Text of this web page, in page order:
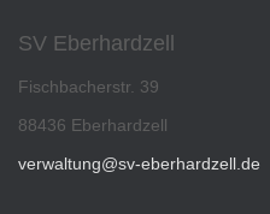
SV Eberhardzell
Fischbacherstr. 39
88436 Eberhardzell
verwaltung@sv-eberhardzell.de